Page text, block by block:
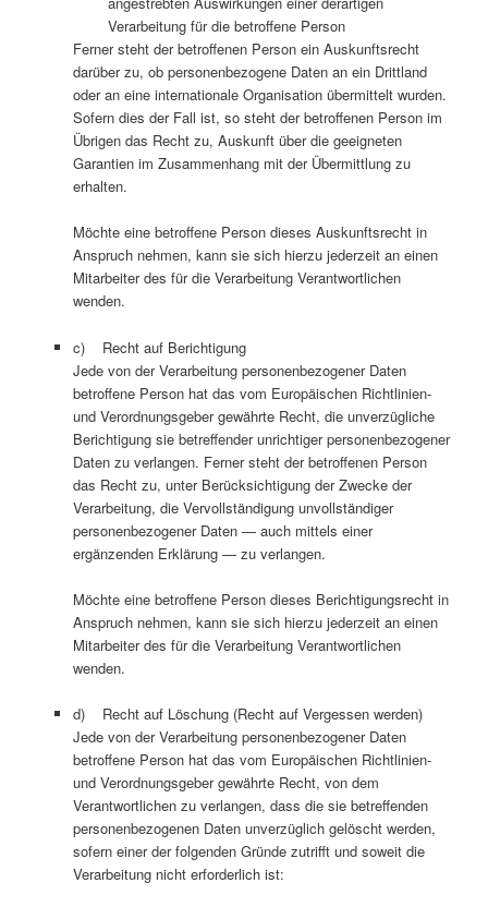
Verarbeitung für die betroffene Person
Ferner steht der betroffenen Person ein Auskunftsrecht
darüber zu, ob personenbezogene Daten an ein Drittland
oder an eine internationale Organisation übermittelt wurden.
Sofern dies der Fall ist, so steht der betroffenen Person im
Übrigen das Recht zu, Auskunft über die geeigneten
Garantien im Zusammenhang mit der Übermittlung zu
erhalten.
Möchte eine betroffene Person dieses Auskunftsrecht in
Anspruch nehmen, kann sie sich hierzu jederzeit an einen
Mitarbeiter des für die Verarbeitung Verantwortlichen
wenden.
c) Recht auf Berichtigung
Jede von der Verarbeitung personenbezogener Daten
betroffene Person hat das vom Europäischen Richtlinien-
und Verordnungsgeber gewährte Recht, die unverzügliche
Berichtigung sie betreffender unrichtiger personenbezogener
Daten zu verlangen. Ferner steht der betroffenen Person
das Recht zu, unter Berücksichtigung der Zwecke der
Verarbeitung, die Vervollständigung unvollständiger
personenbezogener Daten — auch mittels einer
ergänzenden Erklärung — zu verlangen.
Möchte eine betroffene Person dieses Berichtigungsrecht in
Anspruch nehmen, kann sie sich hierzu jederzeit an einen
Mitarbeiter des für die Verarbeitung Verantwortlichen
wenden.
d) Recht auf Löschung (Recht auf Vergessen werden)
Jede von der Verarbeitung personenbezogener Daten
betroffene Person hat das vom Europäischen Richtlinien-
und Verordnungsgeber gewährte Recht, von dem
Verantwortlichen zu verlangen, dass die sie betreffenden
personenbezogenen Daten unverzüglich gelöscht werden,
sofern einer der folgenden Gründe zutrifft und soweit die
Verarbeitung nicht erforderlich ist: